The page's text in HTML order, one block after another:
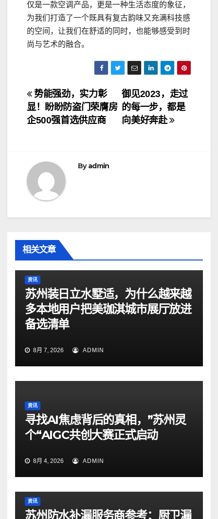
仅是一款空调产品，更是一种生活态度的象征，
为我们打造了一个既具有复古韵味又充满科技感
的空间，让我们在舒适的同时，也能够感受到时
尚与艺术的融合。
文
章
航
御见2023，走过
的每一步，都是
向美好奔赴
势能强劲，实力彰
显！盼盼防盗门荣膺房
企500强首选供应商
Byadmin
相关文章
资讯
苏州装日立水墅适，为什么越来越
多本地用户把美珈淇城市展厅放进
备选清单
8月 7, 2026 ADMIN
资讯
寻找AI焦虑背后的真相，”苏州灵
个“AIGC共创大赛正式启动
8月 4, 2026 ADMIN
资讯
苏州防水补漏服务商参考：厨卫漏